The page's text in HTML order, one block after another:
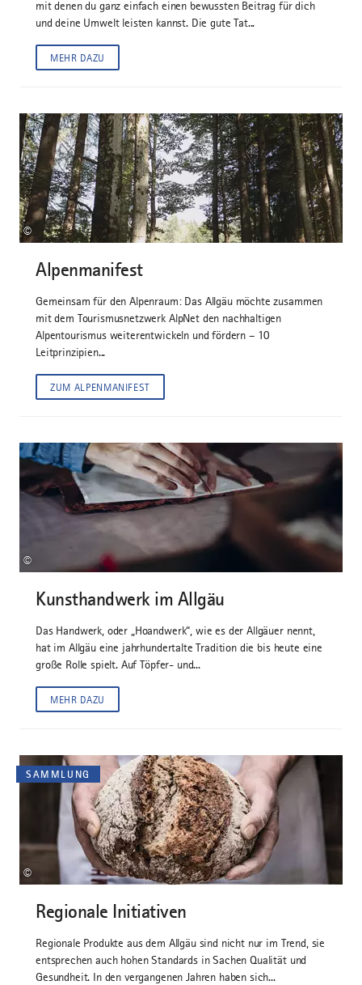
mit denen du ganz einfach einen bewussten Beitrag für dich
und deine Umwelt leisten kannst. Die gute Tat...
MEHR DAZU
©
Alpenmanifest
Gemeinsam für den Alpenraum: Das Allgäu möchte zusammen
mit dem Tourismusnetzwerk AlpNet den nachhaltigen
Alpentourismus weiterentwickeln und fördern – 10
Leitprinzipien...
ZUM ALPENMANIFEST
©
Kunsthandwerk im Allgäu
Das Handwerk, oder „Hoandwerk“, wie es der Allgäuer nennt,
hat im Allgäu eine jahrhundertalte Tradition die bis heute eine
große Rolle spielt. Auf Töpfer- und...
MEHR DAZU
SAMMLUNG
©
Regionale Initiativen
Regionale Produkte aus dem Allgäu sind nicht nur im Trend, sie
entsprechen auch hohen Standards in Sachen Qualität und
Gesundheit. In den vergangenen Jahren haben sich...